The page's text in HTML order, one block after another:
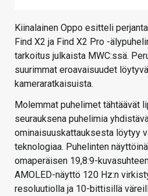
Kiinalainen Oppo esitteli
Find X2 ja Find X2 Pro -
tarkoitus julkaista MWC:ssä.
suurimmat eroavaisuudet
kameraratkaisuista.
Molemmat puhelimet tähtäävät
seurauksena puhelimia
ominaisuuskattauksesta löytyy
teknologiaa. Puhelinten
omaperäisen 19,8:9-
AMOLED-näyttö 120 Hz:n
resoluutiolla ja 10-bittisillä